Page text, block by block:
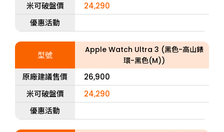
米可破盤價
24,290
優惠活動
型號
Apple Watch Ultra 3 (黑色-高山錶
環-黑色(M))
原廠建議售價
26,900
米可破盤價
24,290
優惠活動